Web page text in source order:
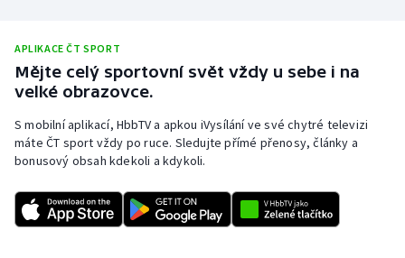
APLIKACE ČT SPORT
Mějte celý sportovní svět vždy u sebe i na
velké obrazovce.
S mobilní aplikací, HbbTV a apkou iVysílání ve své chytré televizi
máte ČT sport vždy po ruce. Sledujte přímé přenosy, články a
bonusový obsah kdekoli a kdykoli.